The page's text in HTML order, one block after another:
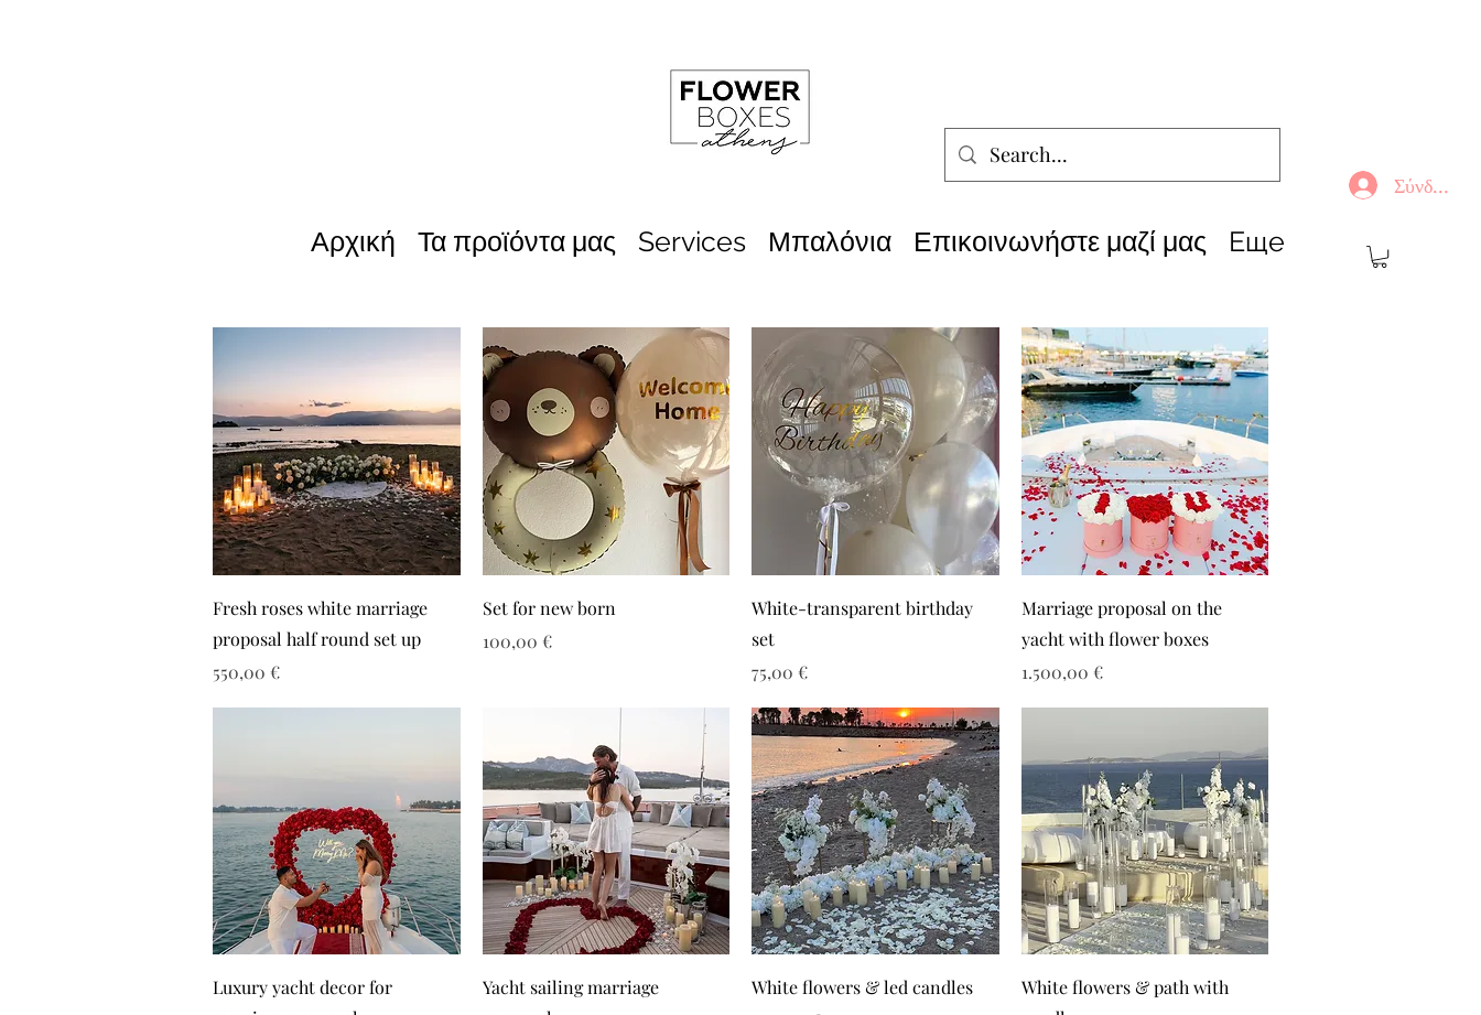
Σύνδεση
Αρχική Τα προϊόντα μας Services Μπαλόνια Επικοινωνήστε μαζί μας Еще
Fresh roses white marriage
proposal half round set up
Τιμή
550,00 €
Set for new born
Τιμή
100,00 €
White-transparent birthday
set
Τιμή
75,00 €
Marriage proposal on the
yacht with flower boxes
Τιμή
1.500,00 €
Luxury yacht decor for
Yacht sailing marriage
White flowers & led candles
White flowers & path with